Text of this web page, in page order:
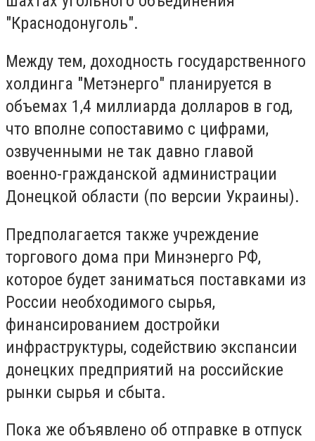
"Краснодонуголь".
Между тем, доходность государственного
холдинга "Метэнерго" планируется в
объемах 1,4 миллиарда долларов в год,
что вполне сопоставимо с цифрами,
озвученными не так давно главой
военно-гражданской администрации
Донецкой области (по версии Украины).
Предполагается также учреждение
торгового дома при Минэнерго РФ,
которое будет заниматься поставками из
России необходимого сырья,
финансированием достройки
инфраструктуры, содействию экспансии
донецких предприятий на российские
рынки сырья и сбыта.
Пока же объявлено об отправке в отпуск